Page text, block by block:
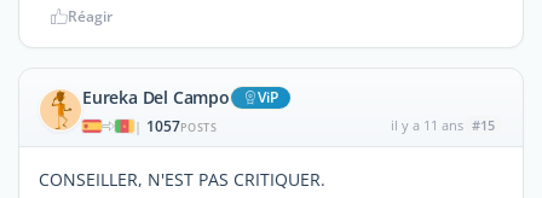
Réagir
Eureka Del Campo ViP
| 1057POSTS il y a 11 ans #15
CONSEILLER, N'EST PAS CRITIQUER.